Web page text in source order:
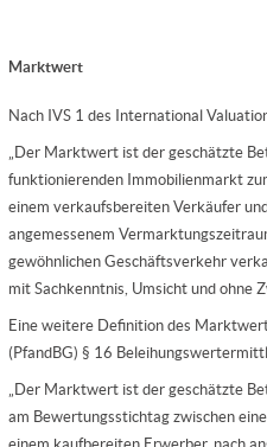
Marktwert
Nach IVS 1 des International
„Der Marktwert ist der geschätzte
funktionierenden Immobilienmarkt
einem verkaufsbereiten Verkäufer
angemessenem
gewöhnlichen Geschäftsverkehr
mit Sachkenntnis, Umsicht und ohne
Eine weitere Definition des
(PfandBG) § 16
„Der Marktwert ist der geschätzte
am Bewertungsstichtag zwischen